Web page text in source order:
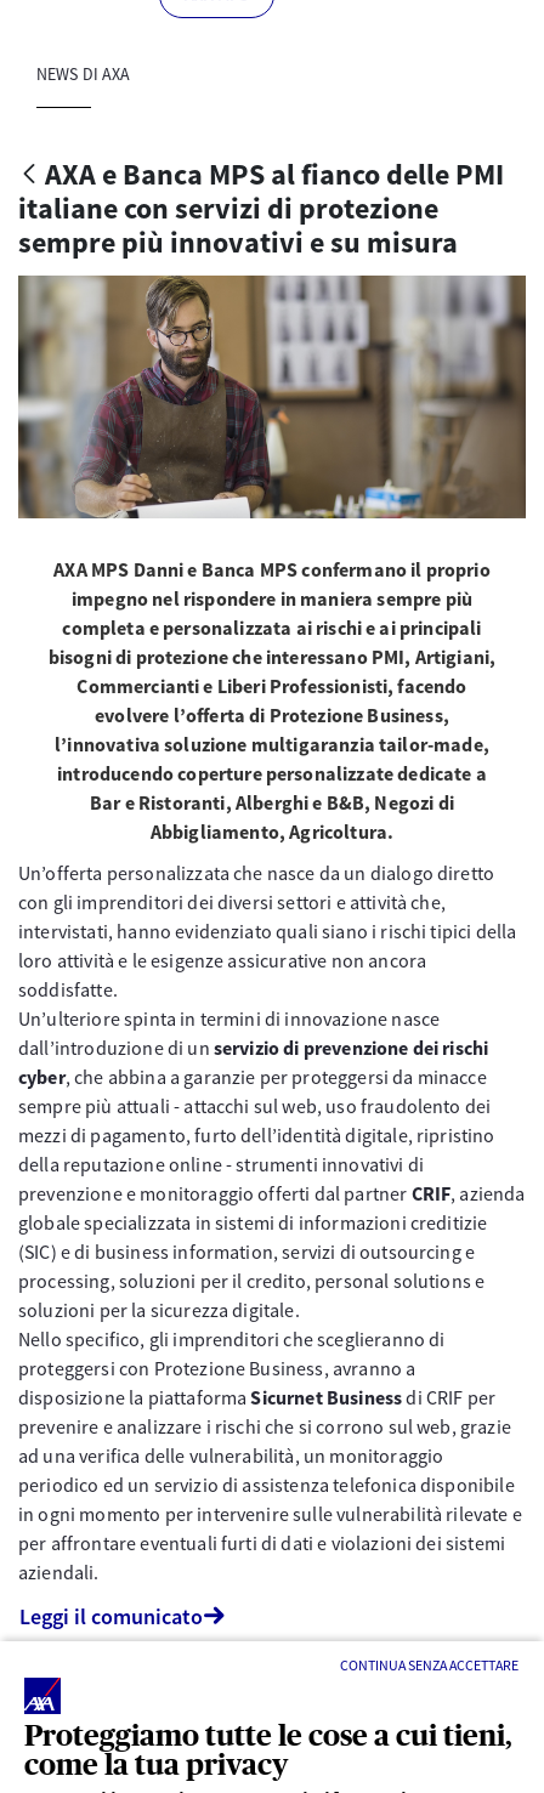
Proteggiamo tutte le cose a cui tieni,
come la tua privacy
CONTINUA SENZA ACCETTARE
NEWS DI AXA
AXA e Banca MPS al fianco delle PMI
italiane con servizi di protezione
sempre più innovativi e su misura
AXA MPS Danni e Banca MPS confermano il proprio
impegno nel rispondere in maniera sempre più
completa e personalizzata ai rischi e ai principali
bisogni di protezione che interessano PMI, Artigiani,
Commercianti e Liberi Professionisti, facendo
evolvere l’offerta di Protezione Business,
l’innovativa soluzione multigaranzia tailor-made,
introducendo coperture personalizzate dedicate a
Bar e Ristoranti, Alberghi e B&B, Negozi di
Abbigliamento, Agricoltura.
Un’offerta personalizzata che nasce da un dialogo diretto
con gli imprenditori dei diversi settori e attività che,
intervistati, hanno evidenziato quali siano i rischi tipici della
loro attività e le esigenze assicurative non ancora
soddisfatte.
Un’ulteriore spinta in termini di innovazione nasce
dall’introduzione di un servizio di prevenzione dei rischi
cyber, che abbina a garanzie per proteggersi da minacce
sempre più attuali - attacchi sul web, uso fraudolento dei
mezzi di pagamento, furto dell’identità digitale, ripristino
della reputazione online - strumenti innovativi di
prevenzione e monitoraggio offerti dal partner CRIF, azienda
globale specializzata in sistemi di informazioni creditizie
(SIC) e di business information, servizi di outsourcing e
processing, soluzioni per il credito, personal solutions e
soluzioni per la sicurezza digitale.
Nello specifico, gli imprenditori che sceglieranno di
proteggersi con Protezione Business, avranno a
disposizione la piattaformaSicurnet Businessdi CRIF per
prevenire e analizzare i rischi che si corrono sul web, grazie
ad una verifica delle vulnerabilità, un monitoraggio
periodico ed un servizio di assistenza telefonica disponibile
in ogni momento per intervenire sulle vulnerabilità rilevate e
per affrontare eventuali furti di dati e violazioni dei sistemi
aziendali.
Leggi il comunicato